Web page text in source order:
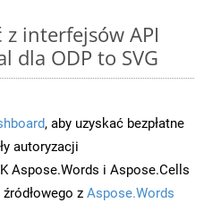
interfejsów API
dla ODP to SVG
, aby uzyskać bezpłatne
autoryzacji
Aspose.Words i Aspose.Cells
z Aspose.Words